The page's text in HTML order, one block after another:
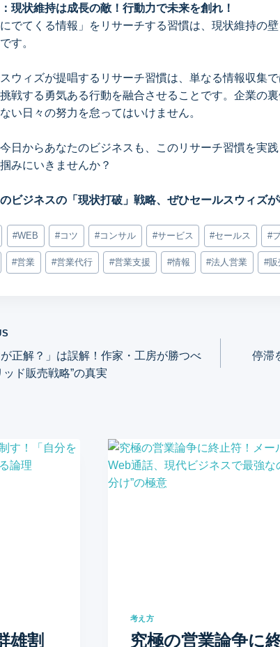
現状維持は成長の敵！行動力で未来を創れ！
にでてくる情報」をリサーチする習慣は、現状維持の
す。
ウィズが提唱するリサーチ習慣は、単なる情報収集
戦する勇気ある行動を融合させることです。企業の
い日々の努力を怠ってはいけません。
日からあなたのビジネスも、このリサーチ習慣を実
みにいきませんか？
ビジネスの「現状打破」戦略、ぜひセールスウィズ
#WEB #コツ #コンサル #サービス #セールス #
#営業 #営業代行 #営業支援 #情報 #法人営業 #販
が正解？」は誤解！作家・工房が勝つべ
ッド販売戦略”の真実
停滞
雄割
考え方
究極の営業論争に